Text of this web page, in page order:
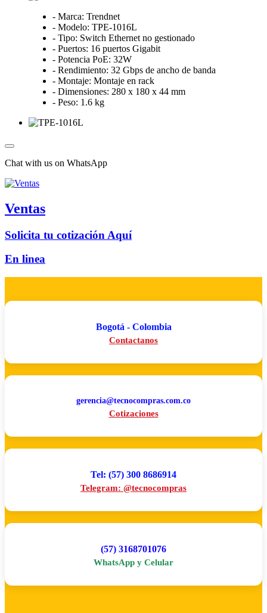
- Marca: Trendnet
- Modelo: TPE-1016L
- Tipo: Switch Ethernet no gestionado
- Puertos: 16 puertos Gigabit
- Potencia PoE: 32W
- Rendimiento: 32 Gbps de ancho de banda
- Montaje: Montaje en rack
- Dimensiones: 280 x 180 x 44 mm
- Peso: 1.6 kg
Chat with us on WhatsApp
Ventas
Solicita tu cotización Aquí
En linea
Bogotá - Colombia
Contactanos
gerencia@tecnocompras.com.co
Cotizaciones
Tel: (57) 300 8686914
Telegram: @tecnocompras
(57) 3168701076
WhatsApp y Celular